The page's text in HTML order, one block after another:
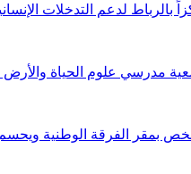
مدرسي علوم الحياة والأرض
بمقر الفرقة الوطنية